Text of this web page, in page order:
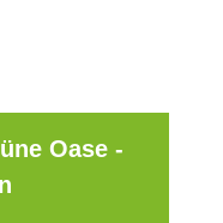
Oase -